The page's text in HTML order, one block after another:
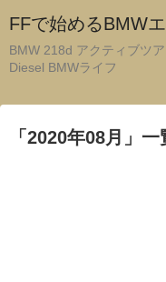
FFで始めるBMW
BMW 218d アクティブツ
Diesel BMWライフ
「 2020年08月 」 一